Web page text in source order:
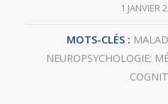
1 JANVIER
/
MOTS-CLÉS :
NEUROPSYCHOLOGIE;